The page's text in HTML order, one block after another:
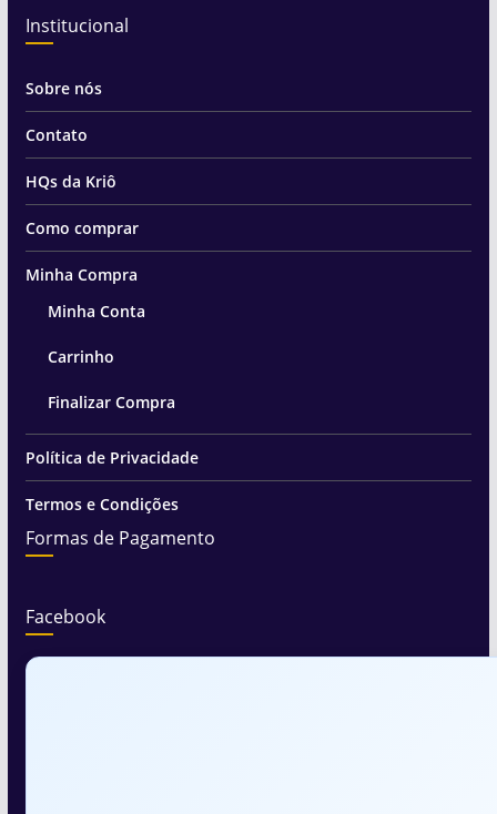
Institucional
Sobre nós
Contato
HQs da Kriô
Como comprar
Minha Compra
Minha Conta
Carrinho
Finalizar Compra
Política de Privacidade
Termos e Condições
Formas de Pagamento
Facebook